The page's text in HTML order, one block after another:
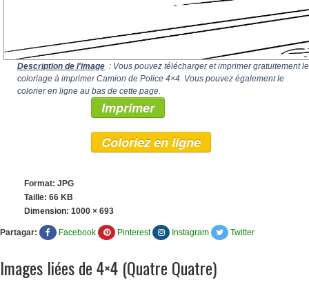
Description de l'image : Vous pouvez télécharger et imprimer gratuitement le
coloriage à imprimer Camion de Police 4×4. Vous pouvez également le
colorier en ligne au bas de cette page.
Imprimer
Coloriez en ligne
Format: JPG
Taille: 66 KB
Dimension: 1000 × 693
Partagar: Facebook Pinterest Instagram Twitter
Images liées de 4×4 (Quatre Quatre)